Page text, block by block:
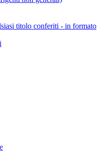
titolo conferiti - in formato